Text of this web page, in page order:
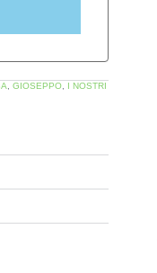
GIOSEPPO
I NOSTRI